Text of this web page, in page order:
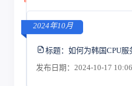
2024年10月
标题： 如何为韩国CPU服
发布日期：2024-10-17 10:06